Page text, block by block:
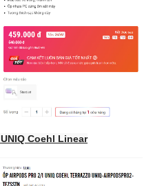
Coehl Linear